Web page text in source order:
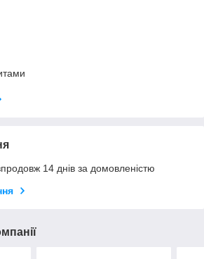
14 днів за домовленістю